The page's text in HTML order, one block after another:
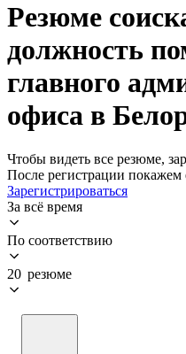
Резюме
должность
главного
офиса в
Чтобы видеть все резюме,
После регистрации
Зарегистрироваться
За всё время
По соответствию
20 резюме